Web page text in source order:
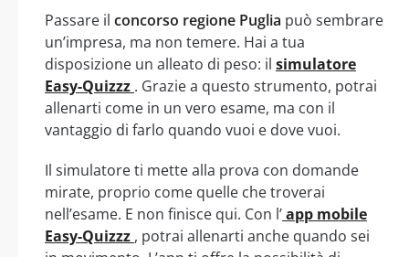
Passare il concorso regione Puglia può sembrare
un’impresa, ma non temere. Hai a tua
disposizione un alleato di peso: il simulatore
Easy-Quizzz . Grazie a questo strumento, potrai
allenarti come in un vero esame, ma con il
vantaggio di farlo quando vuoi e dove vuoi.
Il simulatore ti mette alla prova con domande
mirate, proprio come quelle che troverai
nell’esame. E non finisce qui. Con l’app mobile
Easy-Quizzz , potrai allenarti anche quando sei